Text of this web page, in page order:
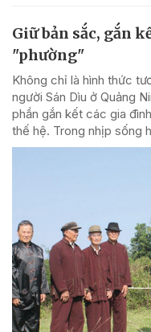
Giữ bản sắc, gắn
"phường"
Không chỉ là hình thức
người Sán Dìu ở Quảng
phần gắn kết các gia
thế hệ. Trong nhịp sống